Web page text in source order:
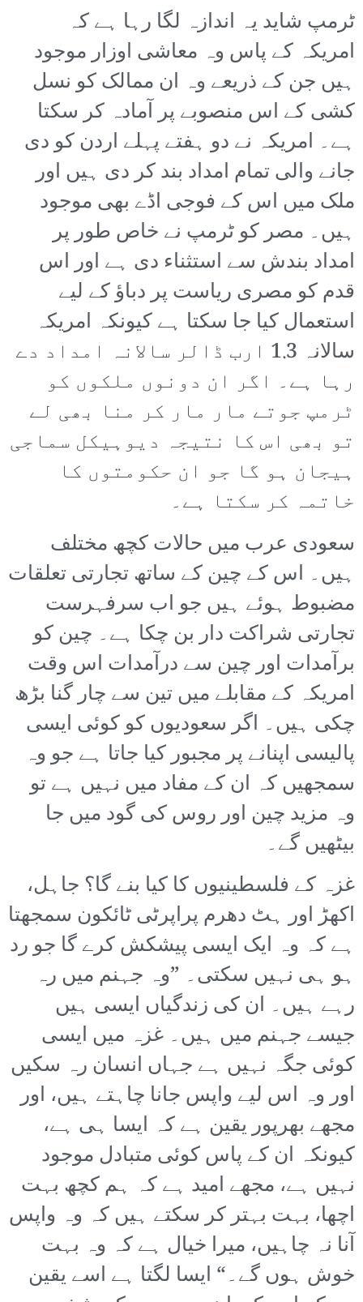
ٹرمپ شاید یہ اندازہ لگا رہا ہے کہ
امریکہ کے پاس وہ معاشی اوزار موجود
ہیں جن کے ذریعے وہ ان ممالک کو نسل
کشی کے اس منصوبے پر آمادہ کر سکتا
ہے۔ امریکہ نے دو ہفتے پہلے اردن کو دی
جانے والی تمام امداد بند کر دی ہیں اور
ملک میں اس کے فوجی اڈے بھی موجود
ہیں۔ مصر کو ٹرمپ نے خاص طور پر
امداد بندش سے استثناء دی ہے اور اس
قدم کو مصری ریاست پر دباؤ کے لیے
استعمال کیا جا سکتا ہے کیونکہ امریکہ
سالانہ 1.3 ارب ڈالر سالانہ امداد دے
رہا ہے۔ اگر ان دونوں ملکوں کو
ٹرمپ جوتے مار مار کر منا بھی لے
تو بھی اس کا نتیجہ دیوہیکل سماجی
ہیجان ہو گا جو ان حکومتوں کا
خاتمہ کر سکتا ہے۔
سعودی عرب میں حالات کچھ مختلف
ہیں۔ اس کے چین کے ساتھ تجارتی تعلقات
مضبوط ہوئے ہیں جو اب سرفہرست
تجارتی شراکت دار بن چکا ہے۔ چین کو
برآمدات اور چین سے درآمدات اس وقت
امریکہ کے مقابلے میں تین سے چار گنا بڑھ
چکی ہیں۔ اگر سعودیوں کو کوئی ایسی
پالیسی اپنانے پر مجبور کیا جاتا ہے جو وہ
سمجھیں کہ ان کے مفاد میں نہیں ہے تو
وہ مزید چین اور روس کی گود میں جا
بیٹھیں گے۔
غزہ کے فلسطینیوں کا کیا بنے گا؟ جاہل،
اکھڑ اور ہٹ دھرم پراپرٹی ٹائکون سمجھتا
ہے کہ وہ ایک ایسی پیشکش کرے گا جو رد
ہو ہی نہیں سکتی۔ ”وہ جہنم میں رہ
رہے ہیں۔ ان کی زندگیاں ایسی ہیں
جیسے جہنم میں ہیں۔ غزہ میں ایسی
کوئی جگہ نہیں ہے جہاں انسان رہ سکیں
اور وہ اس لیے واپس جانا چاہتے ہیں، اور
مجھے بھرپور یقین ہے کہ ایسا ہی ہے،
کیونکہ ان کے پاس کوئی متبادل موجود
نہیں ہے، مجھے امید ہے کہ ہم کچھ بہت
اچھا، بہت بہتر کر سکتے ہیں کہ وہ واپس
آنا نہ چاہیں، میرا خیال ہے کہ وہ بہت
خوش ہوں گے۔“ ایسا لگتا ہے اسے یقین